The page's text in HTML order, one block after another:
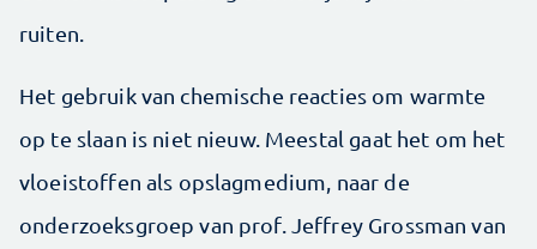
ruiten.
Het gebruik van chemische reacties om warmte
op te slaan is niet nieuw. Meestal gaat het om het
vloeistoffen als opslagmedium, naar de
onderzoeksgroep van prof. Jeffrey Grossman van